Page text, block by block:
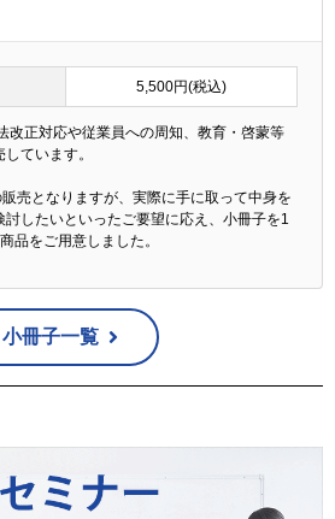
5,500円(税込)
改正対応や従業員への周知、教育・啓蒙等
ています。
売となりますが、実際に手に取って中身を
討したいといったご要望に応え、小冊子を1
品をご用意しました。
小冊子一覧